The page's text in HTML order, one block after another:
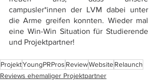
campusler*innen der LVM dabei unter
die Arme greifen konnten. Wieder mal
eine Win-Win Situation für Studierende
und Projektpartner!
ProjektYoungPRPros ReviewWebsiteRelaunch
Reviews ehemaliger Projektpartner